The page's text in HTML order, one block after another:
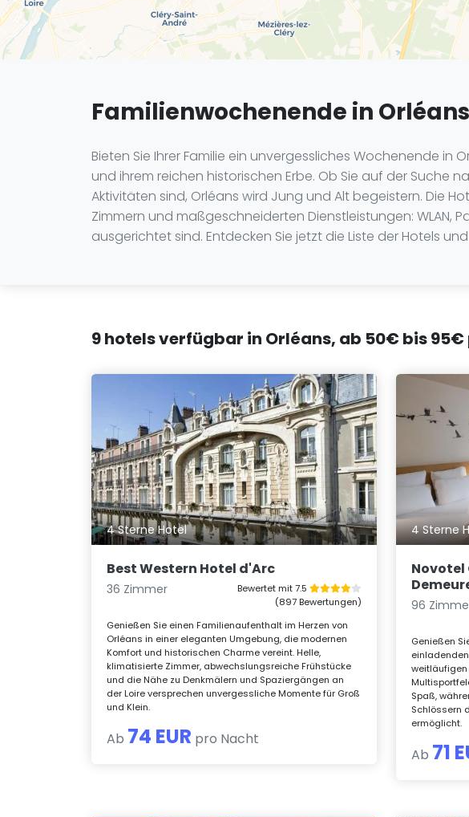
Familienwochenende in Orléans
Bieten Sie Ihrer Familie ein unvergessliches Wochenende in
und ihrem reichen historischen Erbe. Ob Sie auf der Suche
Aktivitäten sind, Orléans wird Jung und Alt begeistern. Die
Zimmern und maßgeschneiderten Dienstleistungen: WLAN,
ausgerichtet sind. Entdecken Sie jetzt die Liste der Hotels
9 hotels verfügbar in Orléans, ab 50€ bis
4 Sterne Hotel
Best Western Hotel d'Arc
36 Zimmer
Bewertet mit 7.5
(897 Bewertungen)
Genießen Sie einen Familienaufenthalt im Herzen von
Orléans in einer eleganten Umgebung, die modernen
Komfort und historischen Charme vereint. Helle,
klimatisierte Zimmer, abwechslungsreiche Frühstücke
und die Nähe zu Denkmälern und Spaziergängen an
der Loire versprechen unvergessliche Momente für Groß
und Klein.
Ab 74 EUR pro Nacht
4 Sterne
Novotel
96
Genießen
weitläufigen
Spaß,
Schlössern
ermöglicht.
Ab 71